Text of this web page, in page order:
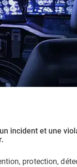
incident et une
protection,